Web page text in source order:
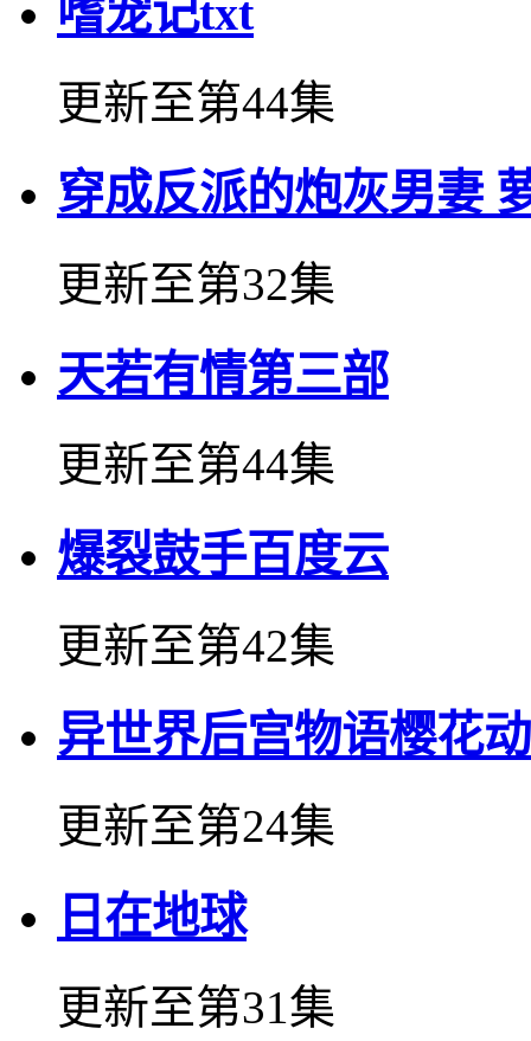
嗜宠记txt
更新至第44集
穿成反派的炮灰男妻
更新至第32集
天若有情第三部
更新至第44集
爆裂鼓手百度云
更新至第42集
异世界后宫物语樱花
更新至第24集
日在地球
更新至第31集